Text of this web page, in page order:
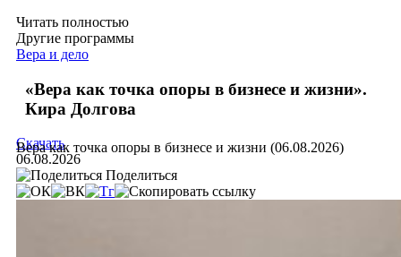
Читать полностью
Другие программы
Вера и дело
«Вера как точка опоры в бизнесе и жизни».
Кира Долгова
Вера как точка опоры в бизнесе и жизни (06.08.2026)
Скачать
06.08.2026
Поделиться